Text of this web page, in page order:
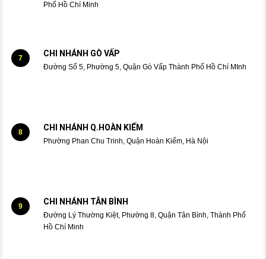
Phố Hồ Chí Minh
7 CHI NHÁNH GÒ VẤP
Đường Số 5, Phường 5, Quận Gò Vấp Thành Phố Hồ Chí MInh
8 CHI NHÁNH Q.HOÀN KIẾM
Phường Phan Chu Trinh, Quận Hoàn Kiếm, Hà Nội
9 CHI NHÁNH TÂN BÌNH
Đường Lý Thường Kiệt, Phường 8, Quận Tân Bình, Thành Phố
Hồ Chí Minh